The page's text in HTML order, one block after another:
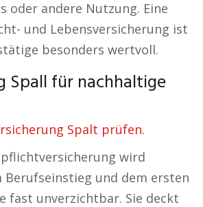
oder andere Nutzung. Eine
und Lebensversicherung ist
besonders wertvoll.
Spall für nachhaltige
Spalt prüfen.
wird
Berufseinstieg und dem ersten
fast unverzichtbar. Sie deckt